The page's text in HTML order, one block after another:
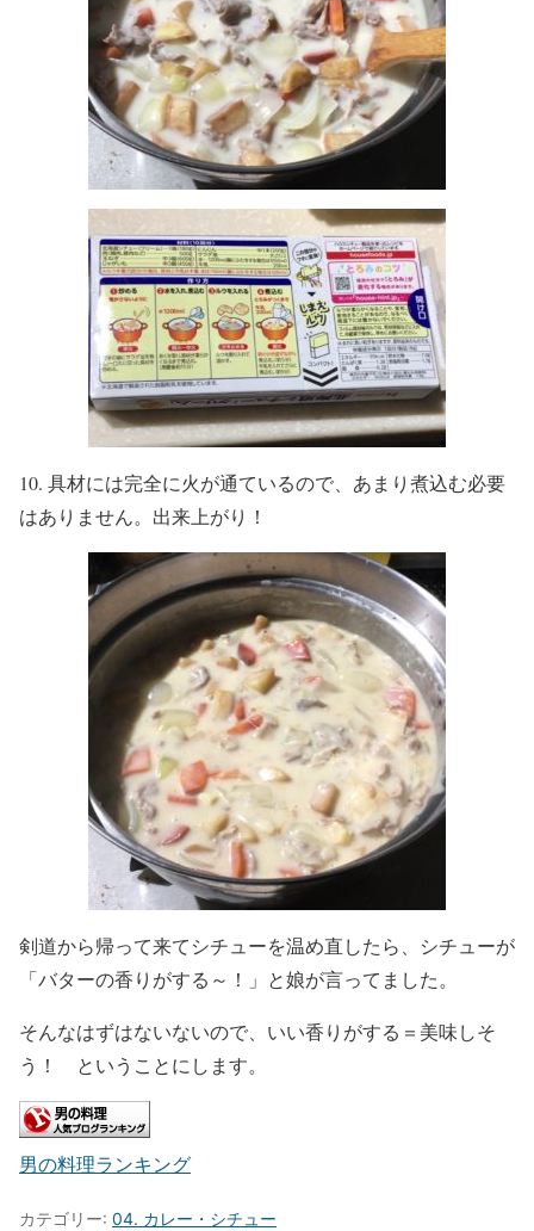
10. 具材には完全に火が通ているので、あまり煮込む必要
はありません。出来上がり！
剣道から帰って来てシチューを温め直したら、シチューが
「バターの香りがする～！」と娘が言ってました。
そんなはずはないないので、いい香りがする＝美味しそ
う！ ということにします。
男の料理ランキング
カテゴリー: 04. カレー・シチュー